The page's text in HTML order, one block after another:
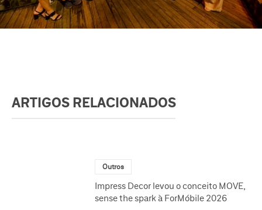
ARTIGOS RELACIONADOS
Outros
Impress Decor levou o conceito MOVE,
sense the spark à ForMóbile 2026